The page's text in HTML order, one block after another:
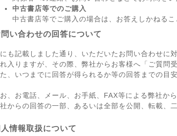
中古書店等でのご購入
中古書店等でご購入の場合は、お答えしかねるこ
い合わせの回答について
も記載しました通り、いただいたお問い合わせに
入りますが、その際、弊社からお客様へ「ご質問
た、いつまでに回答が得られるか等の回答までの目
、お電話、メール、お手紙、FAX等による弊社か
からの回答の一部、あるいは全部を公開、転載、
情報取扱について